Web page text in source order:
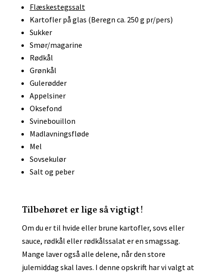
Flæskestegssalt
Kartofler på glas (Beregn ca. 250 g pr/pers)
Sukker
Smør/magarine
Rødkål
Grønkål
Gulerødder
Appelsiner
Oksefond
Svinebouillon
Madlavningsfløde
Mel
Sovsekulør
Salt og peber
Tilbehøret er lige så vigtigt!
Om du er til hvide eller brune kartofler, sovs eller
sauce, rødkål eller rødkålssalat er en smagssag.
Mange laver også alle delene, når den store
julemiddag skal laves. I denne opskrift har vi valgt at